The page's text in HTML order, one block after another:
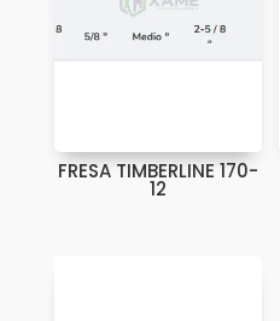
FRESA TIMBERLINE 170-
12